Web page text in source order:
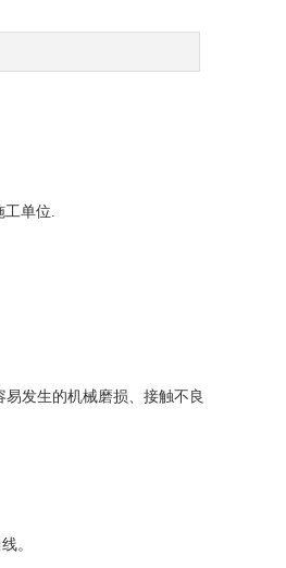
工单位.
发生的机械磨损、接触不良
。